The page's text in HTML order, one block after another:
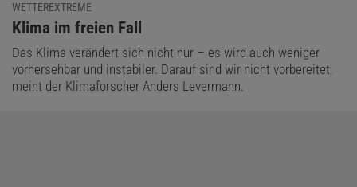
WETTEREXTREME
:
Klima im freien Fall
Das Klima verändert sich nicht nur – es wird auch weniger
vorhersehbar und instabiler. Darauf sind wir nicht vorbereitet,
meint der Klimaforscher Anders Levermann.